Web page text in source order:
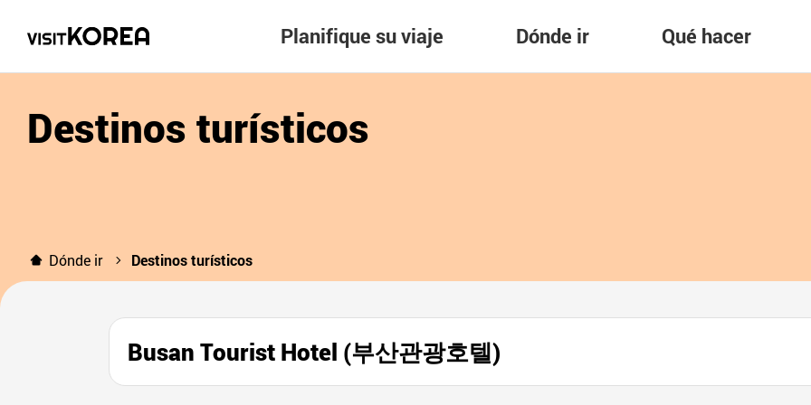
Planifique su viaje Dónde ir Qué hacer
Destinos turísticos
Dónde ir Destinos turísticos
Busan Tourist Hotel (부산관광호텔)